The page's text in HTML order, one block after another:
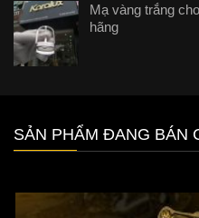
Mạ vàng trắng
hãng
SẢN PHẨM ĐANG BÁN